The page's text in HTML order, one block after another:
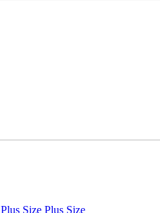
Plus Size Plus Size